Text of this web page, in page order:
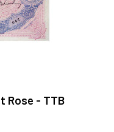
Rose - TTB